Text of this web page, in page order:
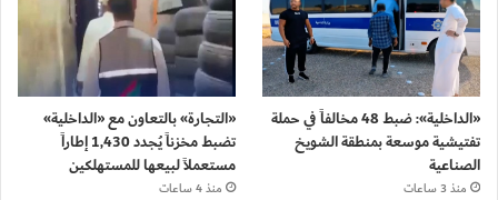
«الداخلية»: ضبط 48 مخالفاً في حملة
تفتيشية موسعة بمنطقة الشويخ
الصناعية
منذ 3 ساعات
«التجارة» بالتعاون مع «الداخلية»
تضبط مخزناً يُجدد 1,430 إطاراً
مستعملاً لبيعها للمستهلكين
منذ 4 ساعات